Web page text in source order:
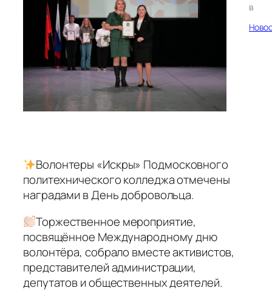
в
Волонтеры «Искры» Подмосковного
политехнического колледжа отмечены
наградами в День добровольца.
Торжественное мероприятие,
посвящённое Международному дню
волонтёра, собрало вместе активистов,
представителей администрации,
депутатов и общественных деятелей.